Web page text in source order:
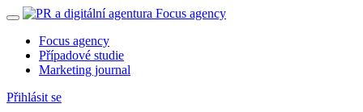
Focus agency
Případové studie
Marketing journal
Přihlásit se